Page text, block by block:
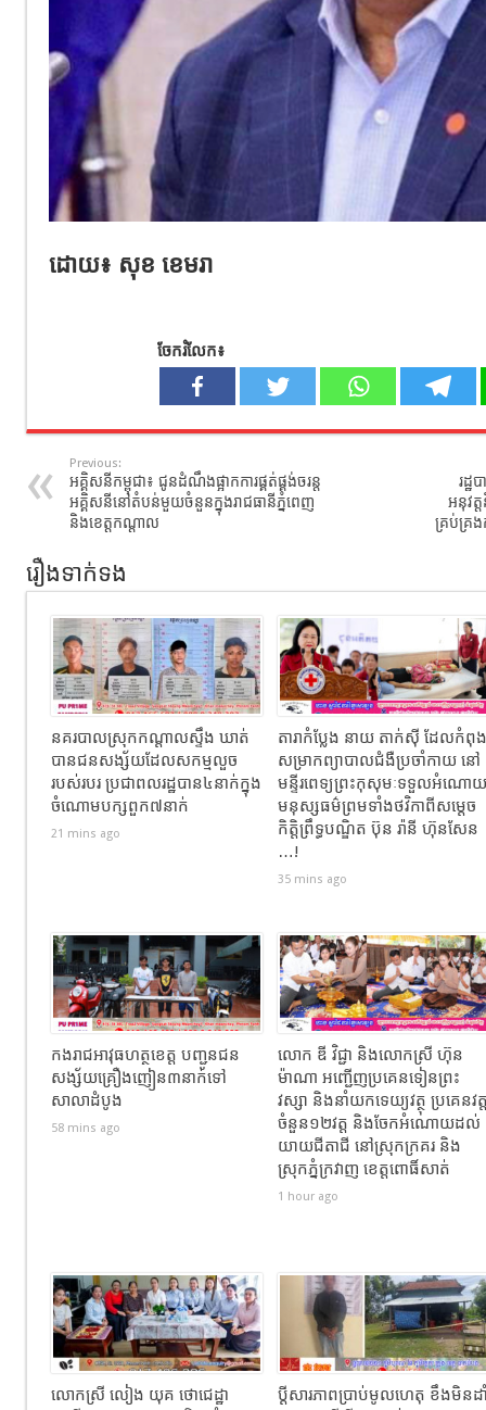
ដោយ៖ សុខ ខេមរា
ចែករំលែក៖
Previous:
អគ្គិសនីកម្ពុជា​៖​ ជូនដំណឹង​ផ្អាកការផ្គត់ផ្គង់ចរន្ត
អគ្គិសនី​នៅតំបន់មួយចំនួនក្នុងរាជធានីភ្នំពេញ​
និង​ខេត្ត​កណ្ដាល​
រដ្ឋ
អនុវត្
គ្រប់គ្រង
រឿងទាក់ទង
នគរបាលស្រុកកណ្ដាលស្ទឹង ឃាត់
បានជនសង្ស័យដែលសកម្មលួច
របស់របរ ប្រជាពលរដ្ឋបាន៤នាក់ក្នុង
ចំណោមបក្សពួក៧នាក់
21 mins ago
តារាកំប្លែង នាយ តាក់ស៊ី ដែលកំពុង
សម្រាកព្យាបាលជំងឺប្រចាំកាយ នៅ
មន្ទីរពេទ្យព្រះកុសុមៈទទួលអំណោយ
មនុស្សធម៌ព្រមទាំងថវិកាពីសម្តេច
កិត្តិព្រឹទ្ធបណ្ឌិត ប៊ុន រ៉ានី ហ៊ុនសែន
…!
35 mins ago
កងរាជឣាវុធហត្ថខេត្ត បញ្ជូនជន
សង្ស័យគ្រឿងញៀន៣នាក់ទៅ
សាលាដំបូង
58 mins ago
លោក ឌី វិជ្ជា និងលោកស្រី ហ៊ុន
ម៉ាណា អញ្ជើញប្រគេនទៀនព្រះ
វស្សា និងនាំយកទេយ្យវត្ថុ ប្រគេនវត្
ចំនួន១២វត្ត និងចែកអំណោយដល់
យាយជីតាជី នៅស្រុកក្រគរ និង
ស្រុកភ្នំក្រវាញ ខេត្តពោធិ៍សាត់
1 hour ago
លោកស្រី លៀង យុគ ថោជេដ្ឋា
ប្ដីសារភាពប្រាប់មូលហេតុ ខឹងមិនដ